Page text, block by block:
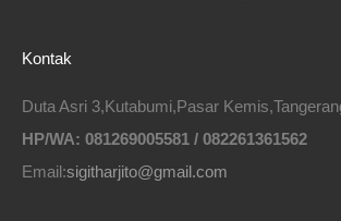
Kontak
Duta Asri 3,Kutabumi,Pasar
HP/WA: 081269005581 / 082261361562
Email:sigitharjito@gmail.com